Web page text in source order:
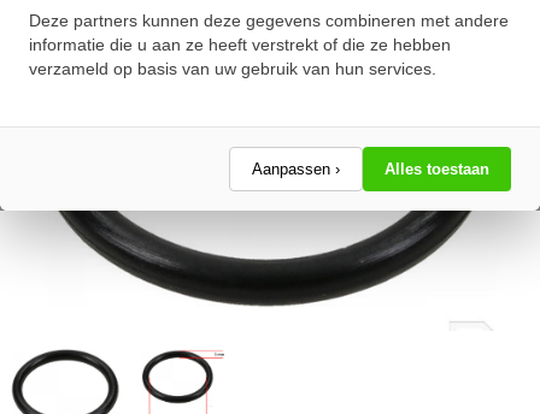
Deze partners kunnen deze gegevens combineren met andere
informatie die u aan ze heeft verstrekt of die ze hebben
verzameld op basis van uw gebruik van hun services.
Aanpassen › Alles toestaan